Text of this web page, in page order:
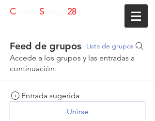
C S 28
Feed de grupos Lista de grupos
Accede a los grupos y las entradas a
continuación.
Entrada sugerida
Unirse